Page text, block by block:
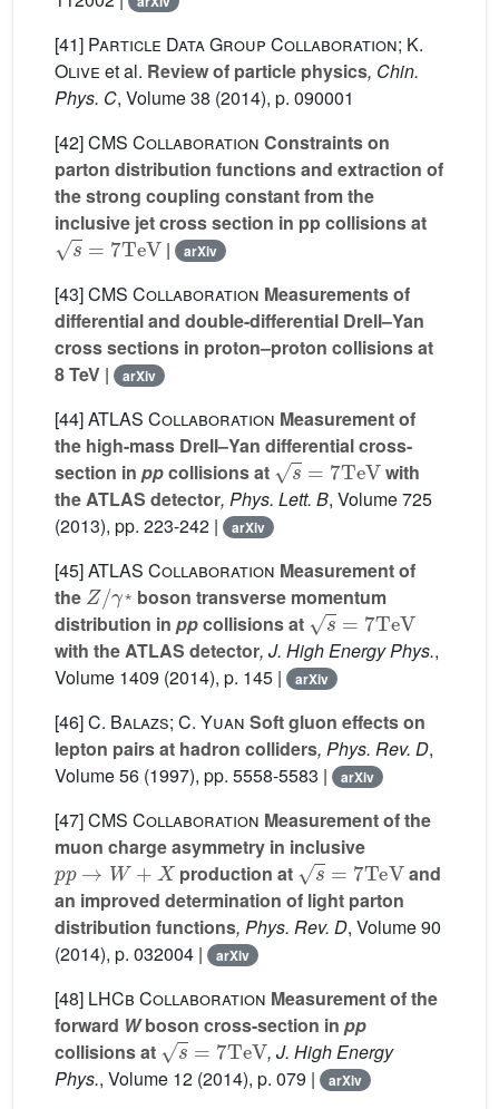
[41] Particle Data Group Collaboration; K.
Olive et al. Review of particle physics, Chin.
Phys. C, Volume 38 (2014), p. 090001
[42]CMS Collaboration Constraints on
parton distribution functions and extraction of
the strong coupling constant from the
inclusive jet cross section in pp collisions at
s=7TeV
| arXiv
[43]CMS Collaboration Measurements of
differential and double-differential Drell–Yan
cross sections in proton–proton collisions at
8 TeV | arXiv
[44]ATLAS Collaboration Measurement of
the high-mass Drell–Yan differential cross-
section in ppcollisions at
s=7TeV
with
the ATLAS detector, Phys. Lett. B, Volume 725
(2013), pp. 223-242 |
arXiv
[45]ATLAS Collaboration Measurement of
the
Z/γ⁎
boson transverse momentum
distribution in ppcollisions at
s=7TeV
with the ATLAS detector, J. High Energy Phys.,
Volume 1409 (2014), p. 145 | arXiv
[46]C. Balazs; C. Yuan Soft gluon effects on
lepton pairs at hadron colliders, Phys. Rev. D,
Volume 56 (1997), pp. 5558-5583 | arXiv
[47]CMS Collaboration Measurement of the
muon charge asymmetry in inclusive
pp→W+X
production at
s=7TeV
and
an improved determination of light parton
distribution functions, Phys. Rev. D, Volume 90
(2014), p. 032004 |
arXiv
[48] LHCb Collaboration Measurement of the
forward Wboson cross-section in pp
collisions at
s=7TeV
, J. High Energy
Phys., Volume 12 (2014), p. 079 | arXiv